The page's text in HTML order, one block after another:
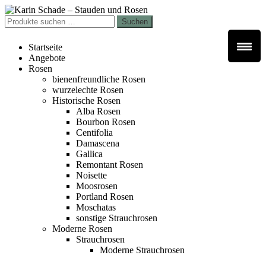
Zur
Navigation
springen
Zum
Inhalt
springen
Suchen
nach:
Suchen
Startseite
Angebote
Rosen
bienenfreundliche Rosen
wurzelechte Rosen
Historische Rosen
Alba Rosen
Bourbon Rosen
Centifolia
Damascena
Gallica
Remontant Rosen
Noisette
Moosrosen
Portland Rosen
Moschatas
sonstige Strauchrosen
Moderne Rosen
Strauchrosen
Moderne Strauchrosen